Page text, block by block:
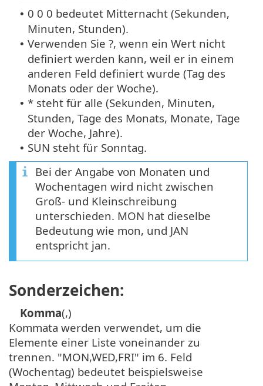
• 0 0 0 bedeutet Mitternacht (Sekunden,
Minuten, Stunden).
• Verwenden Sie ?, wenn ein Wert nicht
definiert werden kann, weil er in einem
anderen Feld definiert wurde (Tag des
Monats oder der Woche).
• * steht für alle (Sekunden, Minuten,
Stunden, Tage des Monats, Monate, Tage
der Woche, Jahre).
• SUN steht für Sonntag.
Bei der Angabe von Monaten und
Wochentagen wird nicht zwischen
Groß- und Kleinschreibung
unterschieden. MON hat dieselbe
Bedeutung wie mon, und JAN
entspricht jan.
Sonderzeichen:
Komma(,)
Kommata werden verwendet, um die
Elemente einer Liste voneinander zu
trennen. "MON,WED,FRI" im 6. Feld
(Wochentag) bedeutet beispielsweise